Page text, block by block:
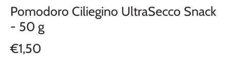
Pomodoro Ciliegino UltraSecco Snack
- 50 g
€1,50